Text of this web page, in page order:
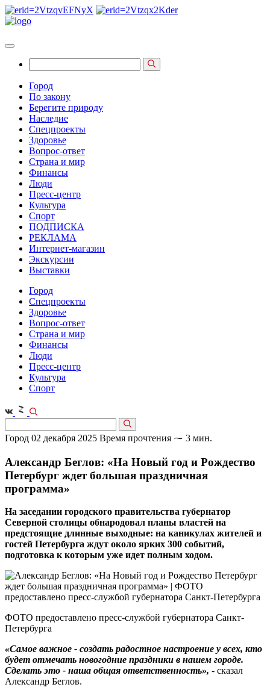
Город
По закону
Берегите природу
Наследие
Спецпроекты
Здоровье
Вопрос-ответ
Страна и мир
Финансы
Люди
Пресс-центр
Культура
Спорт
ПОДПИСКА
РЕКЛАМА
Интернет-магазин
Экскурсии
Выставки
Город
Спецпроекты
Здоровье
Вопрос-ответ
Страна и мир
Финансы
Люди
Пресс-центр
Культура
Спорт
Город 02 декабря 2025 Время прочтения ⁓ 3 мин.
Александр Беглов: «На Новый год и Рождество
Петербург ждет большая праздничная
программа»
На заседании городского правительства губернатор
Северной столицы обнародовал планы властей на
предстоящие длинные выходные: на каникулах жителей и
гостей Петербурга ждут около ярких 300 событий,
подготовка к которым уже идет полным ходом.
ФОТО предоставлено пресс-службой губернатора Санкт-
Петербурга
«Самое важное - создать радостное настроение у всех, кто
будет отмечать новогодние праздники в нашем городе.
Сделать это - наша общая ответственность», - сказал
Александр Беглов.